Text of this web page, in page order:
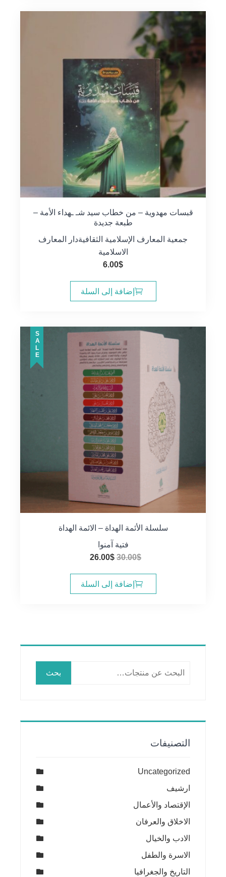
قبسات مهدوية – من خطاب سيد شـ ـهداء الأمة –
طبعة جديدة
جمعية المعارف الإسلامية الثقافيةدار المعارف
الاسلامية
6.00$
إضافة إلى السلة
SALE
سلسلة الأئمة الهداة – الائمة الهداة
فتية آمنوا
30.00$
السعر
هو:
30.00$.
26.00$
هو:
26.00$.
إضافة إلى السلة
بحث
التصنيفات
Uncategorized
ارشيف
الإقتصاد والأعمال
الاخلاق والعرفان
الادب والخيال
الاسرة والطفل
التاريخ والجغرافيا